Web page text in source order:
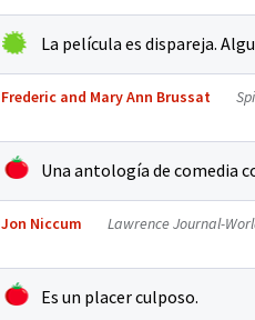
La película es dispareja.
Frederic and Mary Ann Brussat
Una antología de comedia
Jon Niccum Lawrence Journal-
Es un placer culposo.